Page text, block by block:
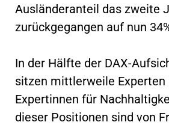
Ausländeranteil das zweite
zurückgegangen auf nun
In der Hälfte der DAX-
sitzen mittlerweile Experten
Expertinnen für
dieser Positionen sind von